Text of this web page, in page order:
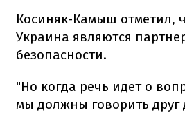
Косиняк-Камыш отметил,
Украина являются
безопасности.
"Но когда речь идет о
мы должны говорить друг